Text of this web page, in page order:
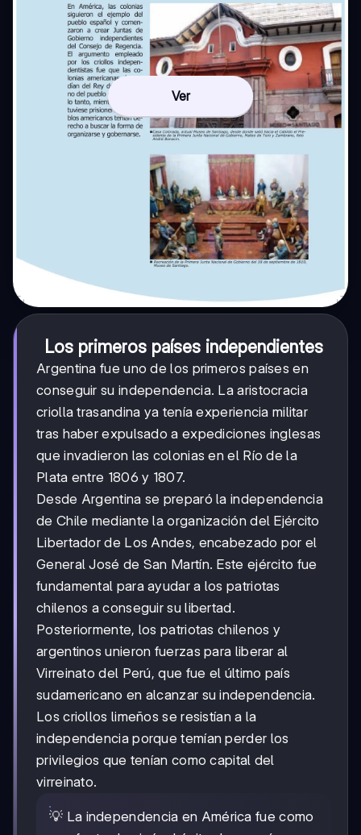
Ver
Los primeros países independientes
Argentina fue uno de los primeros países en
conseguir su independencia. La aristocracia
criolla trasandina ya tenía experiencia militar
tras haber expulsado a expediciones inglesas
que invadieron las colonias en el Río de la
Plata entre 1806 y 1807.
Desde Argentina se preparó la independencia
de Chile mediante la organización del Ejército
Libertador de Los Andes, encabezado por el
General José de San Martín. Este ejército fue
fundamental para ayudar a los patriotas
chilenos a conseguir su libertad.
Posteriormente, los patriotas chilenos y
argentinos unieron fuerzas para liberar al
Virreinato del Perú, que fue el último país
sudamericano en alcanzar su independencia.
Los criollos limeños se resistían a la
independencia porque temían perder los
privilegios que tenían como capital del
virreinato.
💡 La independencia en América fue como